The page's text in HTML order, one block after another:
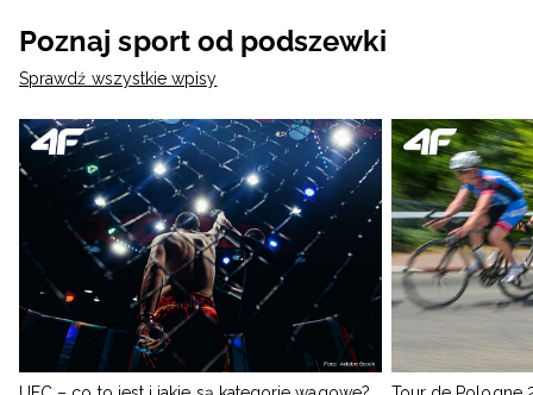
Poznaj sport od podszewki
Sprawdź wszystkie wpisy